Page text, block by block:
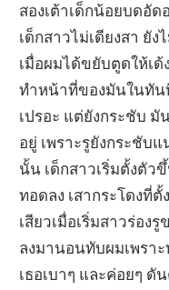
สองเต้าเด็กน้อยบดอั
เด็กสาวไม่เดียงสา ยั
เมื่อผมได้ขยับตูดให้เด้
ทำหน้าที่ของมันในทัน
เปรอะ แต่ยังกระชับ มั
อยู่ เพราะรูยังกระชับ
นั้น เด็กสาวเริ่มตั้งตัว
ทอดลง เสากระโดงที่ตั้
เสียวเมื่อเริ่มสาวร่อง
ลงมานอนทับผมเพรา
เธอเบาๆ และค่อยๆ ดั